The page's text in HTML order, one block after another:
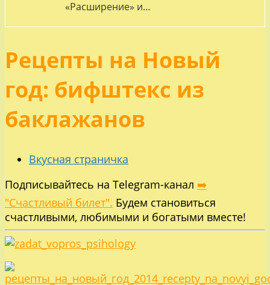
«Расширение» и…
Рецепты на Новый
год: бифштекс из
баклажанов
Вкусная страничка
Подписывайтесь на Telegram-канал ➡️
"Счастливый билет". Будем становиться
счастливыми, любимыми и богатыми вместе!